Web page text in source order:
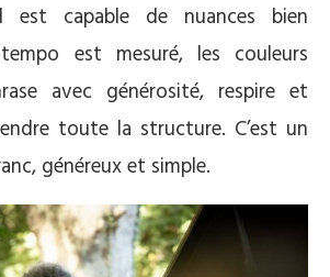
est capable de nuances bien
est mesuré, les couleurs
avec générosité, respire et
toute la structure. C’est un
généreux et simple.